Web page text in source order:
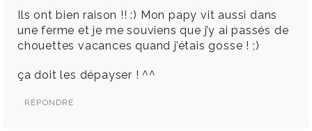
Ils ont bien raison !! :) Mon papy vit aussi dans
une ferme et je me souviens que j’y ai passés de
chouettes vacances quand j’étais gosse ! ;)
ça doit les dépayser ! ^^
RÉPONDRE